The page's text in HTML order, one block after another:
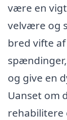
være en
velvære og
bred vifte
og give en
Uanset om
rehabilitere